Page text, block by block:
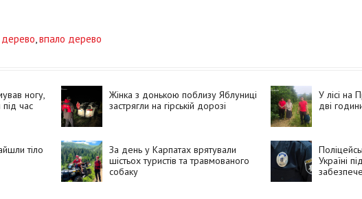
дерево,впало дерево
ногу,
під час
Жінка з донькою поблизу Яблуниці
застрягли на гірській дорозі
У лісі на
дві
тіло
За день у Карпатах врятували
шістьох туристів та травмованого
собаку
Україні